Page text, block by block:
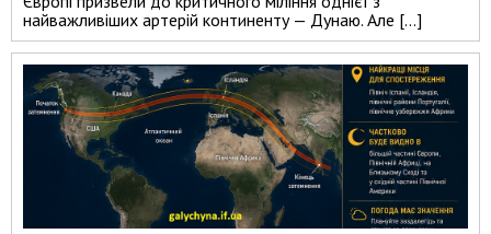
найважливіших артерій континенту — Дунаю. Але […]